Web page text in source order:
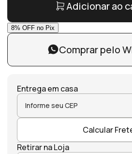
Adicionar ao
Comprar pelo
Entrega em casa
Calcular
Retirar na Loja